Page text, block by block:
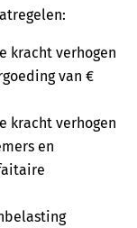
kracht verhogen
van €
kracht verhogen
en